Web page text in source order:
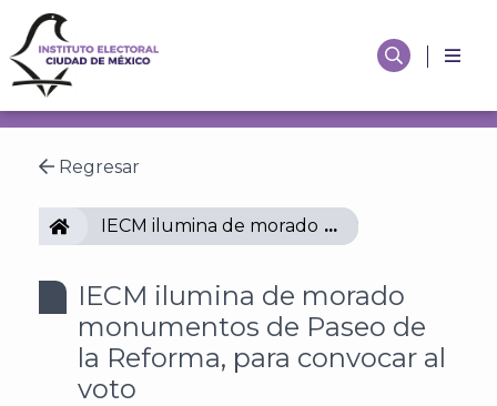
Regresar
IECMIECM ilumina de morado monumentos de
IECM ilumina de morado
monumentos de Paseo de
la Reforma, para convocar al
voto